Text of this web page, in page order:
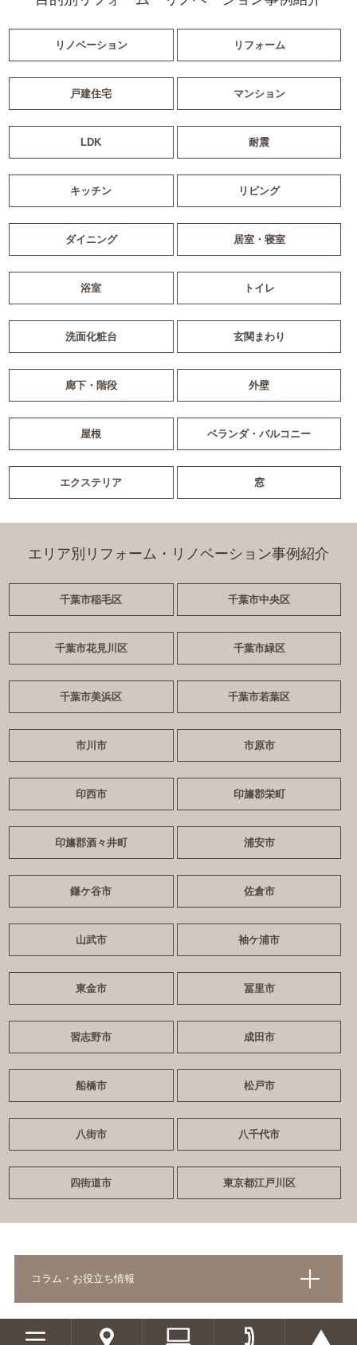
リノベーション リフォーム
戸建住宅 マンション
LDK 耐震
キッチン リビング
ダイニング 居室・寝室
浴室 トイレ
洗面化粧台 玄関まわり
廊下・階段 外壁
屋根 ベランダ・バルコニー
エクステリア 窓
エリア別リフォーム・リノベーション事例紹介
千葉市稲毛区 千葉市中央区
千葉市花見川区 千葉市緑区
千葉市美浜区 千葉市若葉区
市川市 市原市
印西市 印旛郡栄町
印旛郡酒々井町 浦安市
鎌ケ谷市 佐倉市
山武市 袖ケ浦市
東金市 冨里市
習志野市 成田市
船橋市 松戸市
八街市 八千代市
四街道市 東京都江戸川区
コラム・お役立ち情報